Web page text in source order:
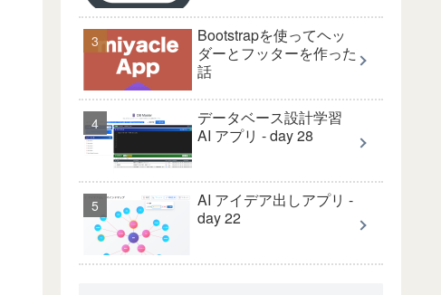
Bootstrapを使ってヘッ
ダーとフッターを作った
話
データベース設計学習
AI アプリ - day 28
AI アイデア出しアプリ -
day 22